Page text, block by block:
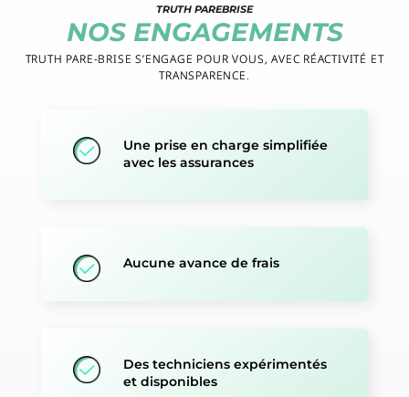
TRUTH PAREBRISE
NOS ENGAGEMENTS
TRUTH PARE-BRISE S’ENGAGE POUR VOUS, AVEC RÉACTIVITÉ ET
TRANSPARENCE.
Une prise en charge simplifiée
avec les assurances
Aucune avance de frais
Des techniciens expérimentés
et disponibles